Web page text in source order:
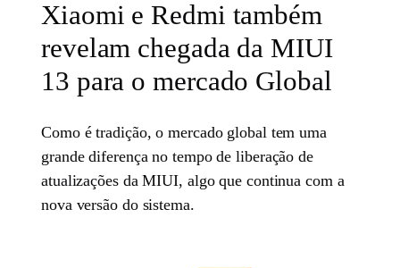
Xiaomi e Redmi também
revelam chegada da MIUI
13 para o mercado Global
Como é tradição, o mercado global tem uma
grande diferença no tempo de liberação de
atualizações da MIUI, algo que continua com a
nova versão do sistema.